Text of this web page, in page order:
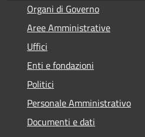
Organi di Governo
Aree Amministrative
Uffici
Enti e fondazioni
Politici
Personale Amministrativo
Documenti e dati